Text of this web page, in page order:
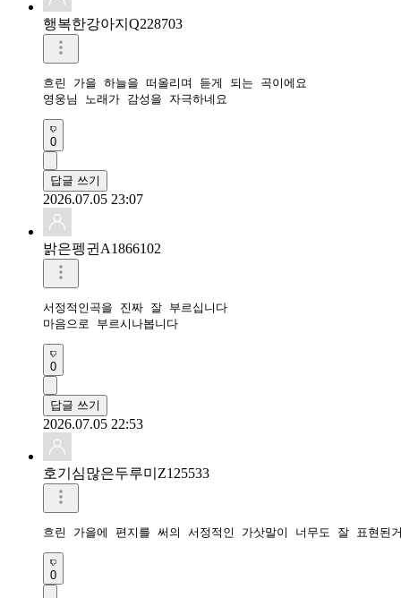
행복한강아지Q228703
흐린 가을 하늘을 떠올리며 듣게 되는 곡이에요
영웅님 노래가 감성을 자극하네요
0
답글 쓰기
2026.07.05 23:07
밝은펭귄A1866102
서정적인곡을 진짜 잘 부르십니다
마음으로 부르시나봅니다
0
답글 쓰기
2026.07.05 22:53
호기심많은두루미Z125533
흐린 가을에 편지를 써의 서정적인 가삿말이 너무도 잘 표현된
0